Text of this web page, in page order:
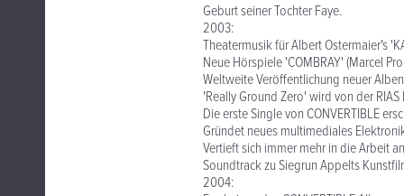
Geburt seiner Tochter Faye.
2003:
Theatermusik für Albert Ostermaier's
Neue Hörspiele 'COMBRAY' (Marcel
Weltweite Veröffentlichung neuer
'Really Ground Zero' wird von der
Die erste Single von CONVERTIBLE
Gründet neues multimediales
Vertieft sich immer mehr in die Arbeit
Soundtrack zu Siegrun Appelts
2004: